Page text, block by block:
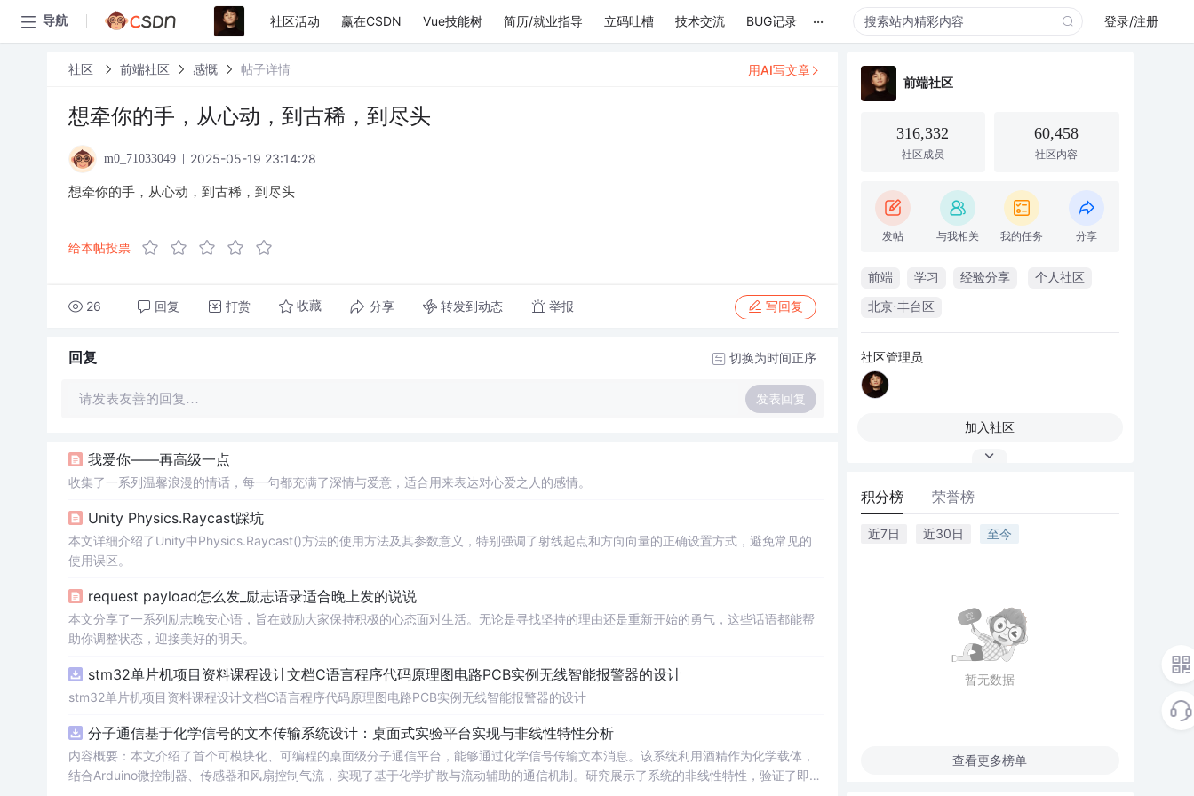
导航 社区活动 赢在CSDN Vue技能树 简历/就业指导 立码吐槽 技术交流 BUG记录 ... 登录/注册
社区 前端社区 感慨 帖子详情
想牵你的手，从心动，到古稀，到尽头
m0_71033049 2025-05-19 23:14:28
想牵你的手，从心动，到古稀，到尽头
给本帖投票
26 回复 打赏 收藏 分享 转发到动态 举报 写回复
用AI写文章
回复 切换为时间正序
请发表友善的回复… 发表回复
我爱你——再高级一点
收集了一系列温馨浪漫的情话，每一句都充满了深情与爱意，适合用来表达对心爱之人的感情。
Unity Physics.Raycast踩坑
本文详细介绍了Unity中Physics.Raycast()方法的使用方法及其参数意义，特别强调了射线起点和方向向量的正确设置方式，避免常见的
使用误区。
request payload怎么发_励志语录适合晚上发的说说
本文分享了一系列励志晚安心语，旨在鼓励大家保持积极的心态面对生活。无论是寻找坚持的理由还是重新开始的勇气，这些话语都能帮
助你调整状态，迎接美好的明天。
stm32单片机项目资料课程设计文档C语言程序代码原理图电路PCB实例无线智能报警器的设计
stm32单片机项目资料课程设计文档C语言程序代码原理图电路PCB实例无线智能报警器的设计
分子通信基于化学信号的文本传输系统设计：桌面式实验平台实现与非线性特性分析
内容概要：本文介绍了首个可模块化、可编程的桌面级分子通信平台，能够通过化学信号传输文本消息。该系统利用酒精作为化学载体，
结合Arduino微控制器、传感器和风扇控制气流，实现了基于化学扩散与流动辅助的通信机制。研究展示了系统的非线性特性，验证了即使
前端社区
316,332
社区成员
60,458
社区内容
发帖 与我相关 我的任务 分享
前端 学习 经验分享 个人社区
北京·丰台区
社区管理员
加入社区
积分榜 荣誉榜
近7日 近30日 至今
暂无数据
查看更多榜单